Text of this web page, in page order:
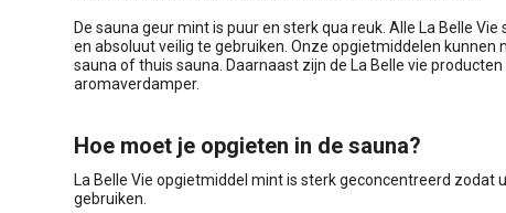
De sauna geur mint is puur en sterk qua reuk. Alle La Belle
en absoluut veilig te gebruiken. Onze opgietmiddelen
sauna of thuis sauna. Daarnaast zijn de La Belle vie
aromaverdamper.
Hoe moet je opgieten in de sauna?
La Belle Vie opgietmiddel mint is sterk geconcentreerd zodat
gebruiken.